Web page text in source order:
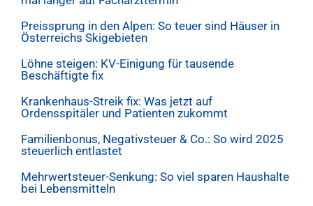
Preissprung in den Alpen: So teuer sind Häuser in
Österreichs Skigebieten
Löhne steigen: KV-Einigung für tausende
Beschäftigte fix
Krankenhaus-Streik fix: Was jetzt auf
Ordensspitäler und Patienten zukommt
Familienbonus, Negativsteuer & Co.: So wird 2025
steuerlich entlastet
Mehrwertsteuer-Senkung: So viel sparen Haushalte
bei Lebensmitteln